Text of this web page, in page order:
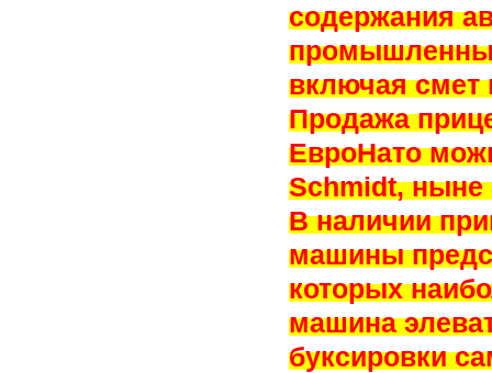
содержания
включая смет
Продажа
ЕвроНато
Schmidt, ныне
В наличии
машины
которых
машина
буксировки